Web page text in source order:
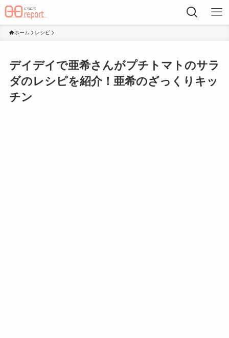
ホーム レシピ
デイデイで亜希さんがプチトマトのサラ
ダのレシピを紹介！亜希のざっくりキッ
チン